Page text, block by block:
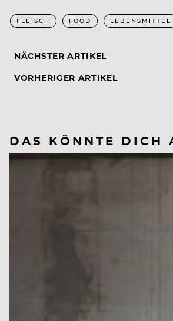
FLEISCH FOOD LEBENSMITTEL
NÄCHSTER ARTIKEL
VORHERIGER ARTIKEL
DAS KÖNNTE DICH